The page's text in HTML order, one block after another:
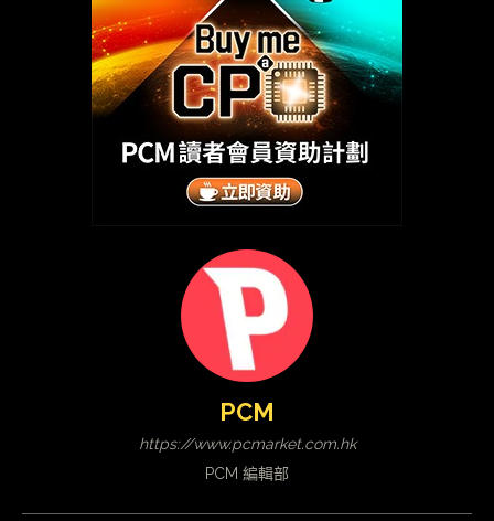
PCM
https://www.pcmarket.com.hk
PCM 編輯部